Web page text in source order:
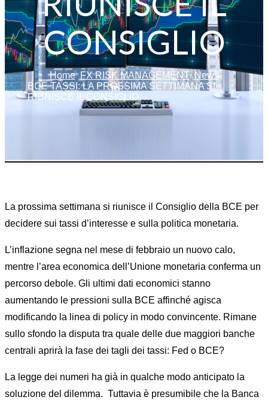
CONSIGLIO
Home FX RISK MANAGEMENT News
BCE TASSI: LA PROSSIMA SETTIMANA SI
RIUNISCE IL CONSIGLIO
La prossima settimana si riunisce il Consiglio della BCE per
decidere sui tassi d’interesse e sulla politica monetaria.
L’inflazione segna nel mese di febbraio un nuovo calo,
mentre l’area economica dell’Unione monetaria conferma un
percorso debole. Gli ultimi dati economici stanno
aumentando le pressioni sulla BCE affinché agisca
modificando la linea di policy in modo convincente. Rimane
sullo sfondo la disputa tra quale delle due maggiori banche
centrali aprirà la fase dei tagli dei tassi: Fed o BCE?
La legge dei numeri ha già in qualche modo anticipato la
soluzione del dilemma. Tuttavia è presumibile che la Banca